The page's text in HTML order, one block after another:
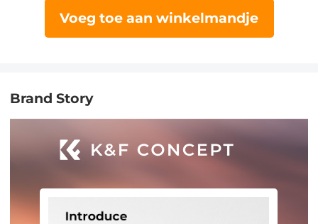
Voeg toe aan winkelmandje
Brand Story